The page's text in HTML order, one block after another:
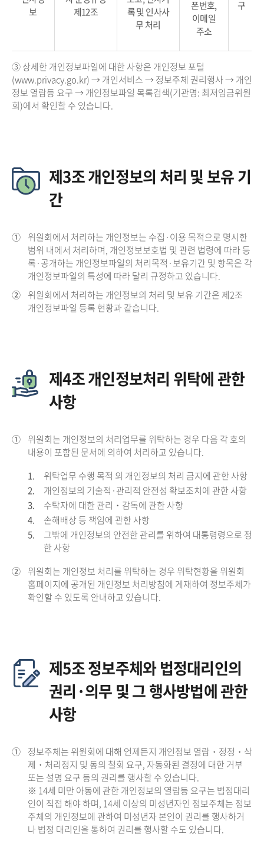
보
제12조
록 및 인사사
무 처리
폰번호,
이메일
주소
구
③ 상세한 개인정보파일에 대한 사항은 개인정보 포털
(www.privacy.go.kr) → 개인서비스 → 정보주체 권리행사 → 개인
정보 열람등 요구 → 개인정보파일 목록검색(기관명: 최저임금위원
회)에서 확인할 수 있습니다.
제3조 개인정보의 처리 및 보유 기
간
① 위원회에서 처리하는 개인정보는 수집·이용 목적으로 명시한
범위 내에서 처리하며, 개인정보보호법 및 관련 법령에 따라 등
록·공개하는 개인정보파일의 처리목적·보유기간 및 항목은 각
개인정보파일의 특성에 따라 달리 규정하고 있습니다.
② 위원회에서 처리하는 개인정보의 처리 및 보유 기간은 제2조
개인정보파일 등록 현황과 같습니다.
제4조 개인정보처리 위탁에 관한
사항
① 위원회는 개인정보의 처리업무를 위탁하는 경우 다음 각 호의
내용이 포함된 문서에 의하여 처리하고 있습니다.
1.
위탁업무 수행 목적 외 개인정보의 처리 금지에 관한 사항
2.
개인정보의 기술적·관리적 안전성 확보조치에 관한 사항
3.
수탁자에 대한 관리・감독에 관한 사항
4.
손해배상 등 책임에 관한 사항
5.
그밖에 개인정보의 안전한 관리를 위하여 대통령령으로 정
한 사항
② 위원회는 개인정보 처리를 위탁하는 경우 위탁현황을 위원회
홈페이지에 공개된 개인정보 처리방침에 게재하여 정보주체가
확인할 수 있도록 안내하고 있습니다.
제5조 정보주체와 법정대리인의
권리·의무 및 그 행사방법에 관한
사항
① 정보주체는 위원회에 대해 언제든지 개인정보 열람・정정・삭
제・처리정지 및 동의 철회 요구, 자동화된 결정에 대한 거부
또는 설명 요구 등의 권리를 행사할 수 있습니다.
※ 14세 미만 아동에 관한 개인정보의 열람등 요구는 법정대리
인이 직접 해야 하며, 14세 이상의 미성년자인 정보주체는 정보
주체의 개인정보에 관하여 미성년자 본인이 권리를 행사하거
나 법정 대리인을 통하여 권리를 행사할 수도 있습니다.